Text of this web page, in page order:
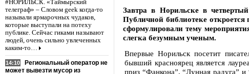
#НОРИЛЬСК. «Таймырский
телеграф» – Словом geek когда-то
называли ярмарочных чудаков,
которые выступали на потеху
публике. Сейчас гиками называют
людей, очень сильно увлеченных
каким-то…
14:10
Региональный оператор не
может вывезти мусор из
Завтра в Норильске в
Публичной библиотеке
сформулировали тему
слегка безумным ученым.
Впервые Норильск посетит
бывший красноярец является
приз “Фанкона”, “Лунная радуга”